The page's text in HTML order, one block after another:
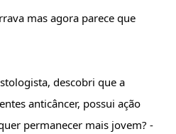
mas agora parece que
descobri que a
anticâncer, possui ação
permanecer mais jovem? -